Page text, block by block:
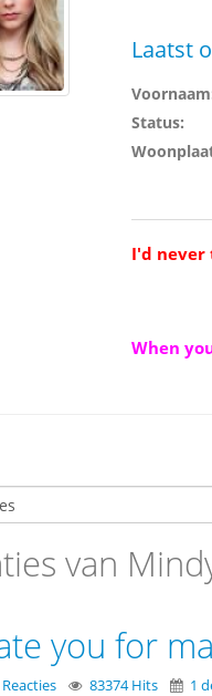
Laatst
Status:
I'd never
When
van
you for
83374 Hits 1